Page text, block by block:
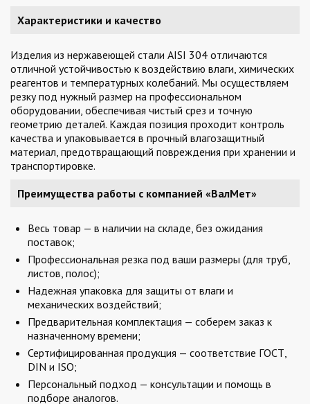
Характеристики и качество
Изделия из нержавеющей стали AISI 304 отличаются
отличной устойчивостью к воздействию влаги, химических
реагентов и температурных колебаний. Мы осуществляем
резку под нужный размер на профессиональном
оборудовании, обеспечивая чистый срез и точную
геометрию деталей. Каждая позиция проходит контроль
качества и упаковывается в прочный влагозащитный
материал, предотвращающий повреждения при хранении и
транспортировке.
Преимущества работы с компанией «ВалМет»
Весь товар — в наличии на складе, без ожидания
поставок;
Профессиональная резка под ваши размеры (для труб,
листов, полос);
Надежная упаковка для защиты от влаги и
механических воздействий;
Предварительная комплектация — соберем заказ к
назначенному времени;
Сертифицированная продукция — соответствие ГОСТ,
DIN и ISO;
Персональный подход — консультации и помощь в
подборе аналогов.